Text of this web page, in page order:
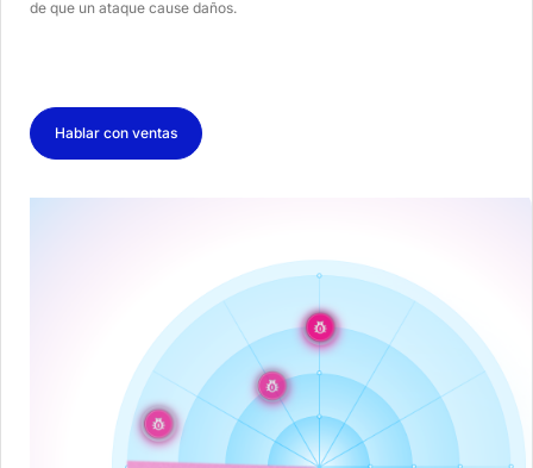
de que un ataque cause daños.
Hablar con ventas